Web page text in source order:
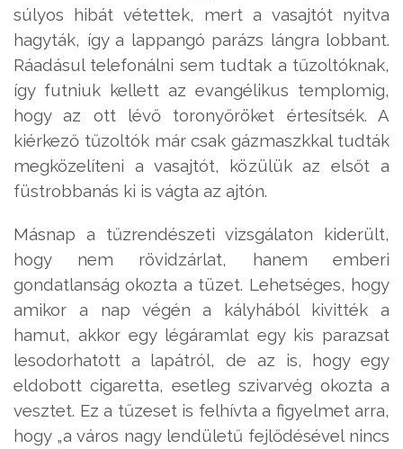
súlyos hibát vétettek, mert a vasajtót nyitva
hagyták, így a lappangó parázs lángra lobbant.
Ráadásul telefonálni sem tudtak a tűzoltóknak,
így futniuk kellett az evangélikus templomig,
hogy az ott lévő toronyőröket értesítsék. A
kiérkező tűzoltók már csak gázmaszkkal tudták
megközelíteni a vasajtót, közülük az elsőt a
füstrobbanás ki is vágta az ajtón.
Másnap a tűzrendészeti vizsgálaton kiderült,
hogy nem rövidzárlat, hanem emberi
gondatlanság okozta a tüzet. Lehetséges, hogy
amikor a nap végén a kályhából kivitték a
hamut, akkor egy légáramlat egy kis parazsat
lesodorhatott a lapátról, de az is, hogy egy
eldobott cigaretta, esetleg szivarvég okozta a
vesztet. Ez a tűzeset is felhívta a figyelmet arra,
hogy „a város nagy lendületű fejlődésével nincs